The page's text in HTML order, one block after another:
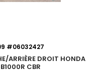
#06032427
ARRIÈRE DROIT HONDA
CBR